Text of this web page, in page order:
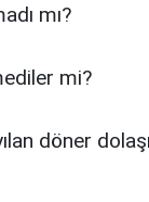
mı?
mi?
döner